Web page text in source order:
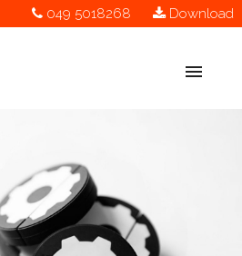
049 5018268 Download